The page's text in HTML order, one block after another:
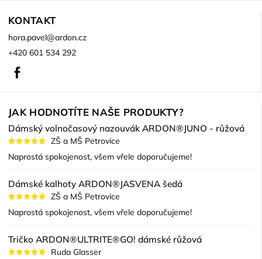
KONTAKT
hora.pavel@ardon.cz
+420 601 534 292
JAK HODNOTÍTE NAŠE PRODUKTY?
Dámský volnočasový nazouvák ARDON®JUNO - růžová
ZŠ a MŠ Petrovice
Naprostá spokojenost, všem vřele doporučujeme!
Dámské kalhoty ARDON®JASVENA šedá
ZŠ a MŠ Petrovice
Naprostá spokojenost, všem vřele doporučujeme!
Tričko ARDON®ULTRITE®GO! dámské růžová
Ruda Glasser